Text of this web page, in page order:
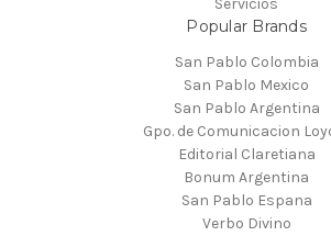
Servicios
Popular Brands
San Pablo Colombia
San Pablo Mexico
San Pablo Argentina
Gpo. de Comunicacion
Editorial Claretiana
Bonum Argentina
San Pablo Espana
Verbo Divino